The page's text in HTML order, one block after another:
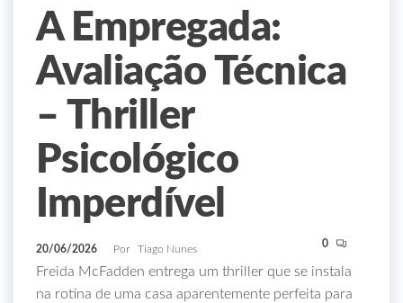
A Empregada:
Avaliação Técnica
– Thriller
Psicológico
Imperdível
20/06/2026 Por Tiago Nunes 0
Freida McFadden entrega um thriller que se instala
na rotina de uma casa aparentemente perfeita para